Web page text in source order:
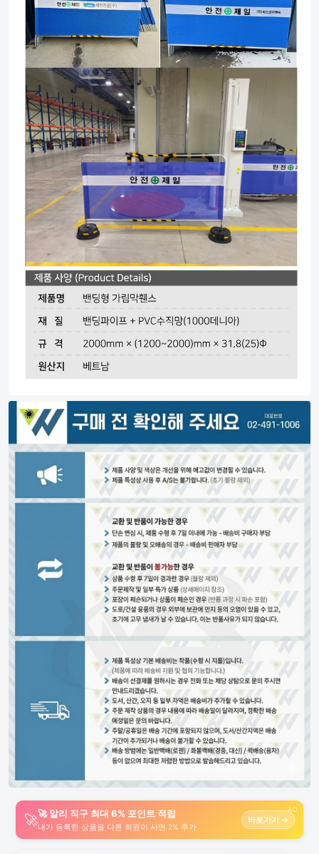
AD
🚀🚀 알리 직구 최대 6% 포인트 적립
내가 등록한 상품을 다른 회원이 사면 2% 추가
바로가기 →